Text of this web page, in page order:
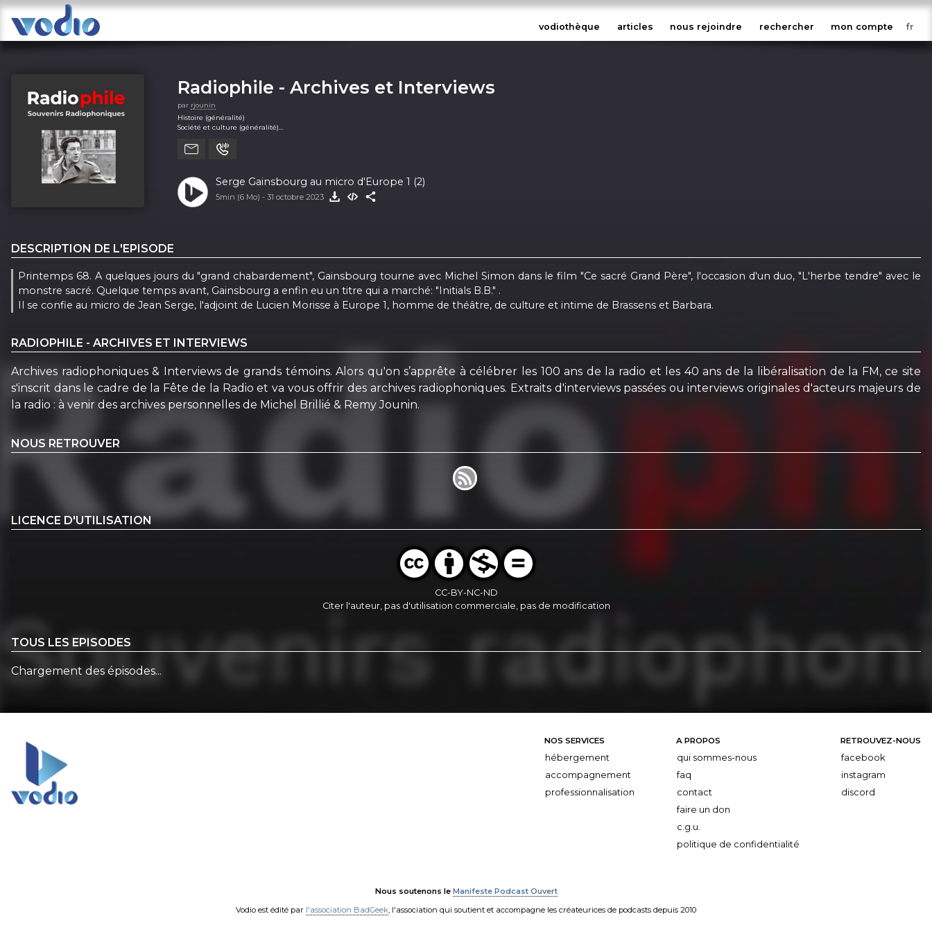
vodiothèque articles nous rejoindre rechercher mon compte
Radiophile - Archives et Interviews
par rjounin
Histoire (généralité)
Société et culture (généralité)
Serge Gainsbourg au micro d'Europe 1 (2)
5min (6 Mo) - 31 octobre 2023
DESCRIPTION DE L'EPISODE
Printemps 68. A quelques jours du "grand chabardement", Gainsbourg tourne avec Michel Simon dans le film "Ce sacré Grand Père", l'occasion d'un duo, "L'herbe tendre" avec le
monstre sacré. Quelque temps avant, Gainsbourg a enfin eu un titre qui a marché: "Initials B.B." .
Il se confie au micro de Jean Serge, l'adjoint de Lucien Morisse à Europe 1, homme de théâtre, de culture et intime de Brassens et Barbara.
RADIOPHILE - ARCHIVES ET INTERVIEWS
Archives radiophoniques & Interviews de grands témoins. Alors qu'on s’apprête à célébrer les 100 ans de la radio et les 40 ans de la libéralisation de la FM, ce site
s'inscrit dans le cadre de la Fête de la Radio et va vous offrir des archives radiophoniques. Extraits d'interviews passées ou interviews originales d'acteurs majeurs de
la radio : à venir des archives personnelles de Michel Brillié & Remy Jounin.
NOUS RETROUVER
LICENCE D'UTILISATION
CC-BY-NC-ND
Citer l'auteur, pas d'utilisation commerciale, pas de modification
TOUS LES EPISODES
Chargement des épisodes...
NOS SERVICES
hébergement
accompagnement
professionnalisation
A PROPOS
qui sommes-nous
faq
contact
faire un don
c.g.u.
politique de confidentialité
RETROUVEZ-NOUS
facebook
instagram
discord
Nous soutenons le Manifeste Podcast Ouvert
Vodio est édité par l'association BadGeek , l'association qui soutient et accompagne les créateurices de podcasts depuis 2010